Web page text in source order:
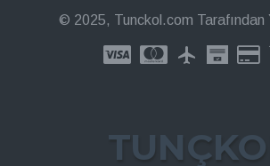
© 2025, Tunckol.com Tarafından